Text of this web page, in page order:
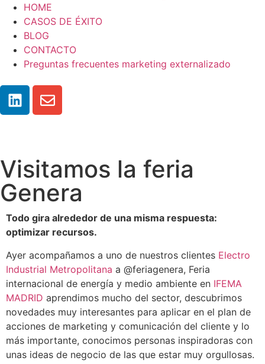
HOME
CASOS DE ÉXITO
BLOG
CONTACTO
Preguntas frecuentes marketing externalizado
Visitamos la feria
Genera
Todo gira alrededor de una misma respuesta:
optimizar recursos.
Ayer acompañamos a uno de nuestros clientes Electro
Industrial Metropolitana a @feriagenera, Feria
internacional de energía y medio ambiente en IFEMA
MADRID aprendimos mucho del sector, descubrimos
novedades muy interesantes para aplicar en el plan de
acciones de marketing y comunicación del cliente y lo
más importante, conocimos personas inspiradoras con
unas ideas de negocio de las que estar muy orgullosas.